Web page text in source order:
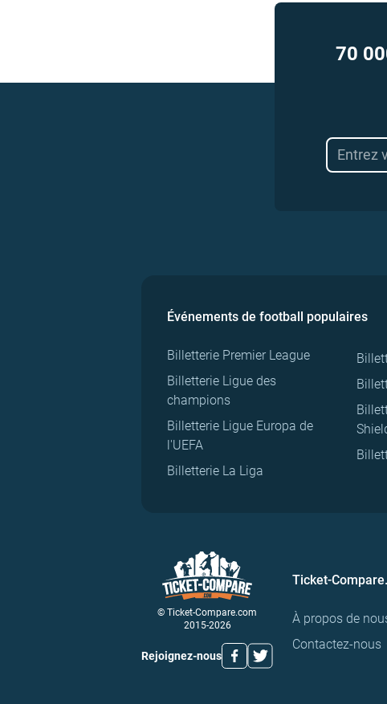
70
Événements de football populaires
Billetterie Premier League
Billetterie Ligue des
champions
Billetterie Ligue Europa de
l'UEFA
Billetterie La Liga
© Ticket-Compare.com
2015-2026
Rejoignez-nous
Ticket-
À propos de
Contactez-nous